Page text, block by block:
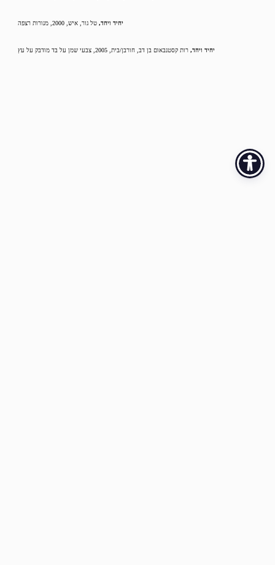
יחיד ויחד, טל גור, איש, 2000, מנורות רצפה
יחיד ויחד, רות קסטנבאום בן דב, חורבן/בית, 2005, צבעי שמן על בד מודבק על עץ